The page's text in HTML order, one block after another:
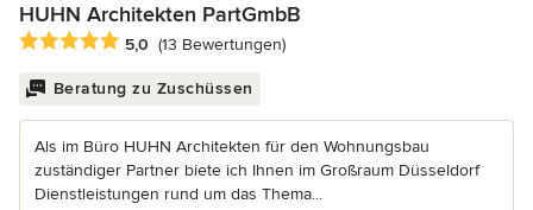
HUHN Architekten PartGmbB
Durchschnittliche Bewertung: 5 von 5 Sternen
5,0 (13 Bewertungen)
Beratung zu Zuschüssen
Als im Büro HUHN Architekten für den Wohnungsbau
zuständiger Partner biete ich Ihnen im Großraum Düsseldorf
Dienstleistungen rund um das Thema...